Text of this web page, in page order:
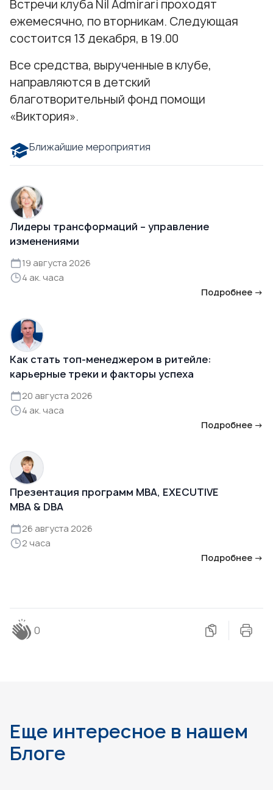
Встречи клуба Nil Admirari проходят
ежемесячно, по вторникам. Следующая
состоится 13 декабря, в 19.00
Все средства, вырученные в клубе,
направляются в детский
благотворительный фонд помощи
«Виктория».
Ближайшие мероприятия
Лидеры трансформаций – управление
изменениями
19 августа 2026
4 ак. часа
Подробнее →
Как стать топ-менеджером в ритейле:
карьерные треки и факторы успеха
20 августа 2026
4 ак. часа
Подробнее →
Презентация программ MBA, EXECUTIVE
MBA & DBA
26 августа 2026
2 часа
Подробнее →
0
Еще интересное в нашем
Блоге